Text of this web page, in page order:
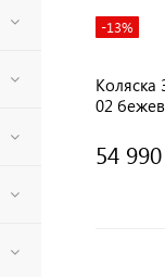
-13%
Коляска
02
54